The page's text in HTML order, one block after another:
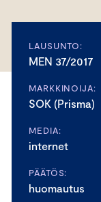
LAUSUNTO:
MEN 37/2017
MARKKINOIJA:
SOK (Prisma)
MEDIA:
internet
PÄÄTÖS:
huomautus